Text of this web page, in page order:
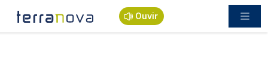
Passar para o conteúdo principal
Ouvir